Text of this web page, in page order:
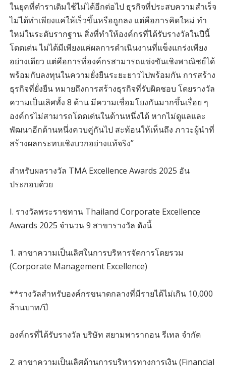
ในยุคที่ตำราเดิมใช้ไม่ได้อีกต่อไป ธุรกิจที่ประสบความสำเร็จ
ไม่ได้ทำเพียงแค่ให้เร็วขึ้นหรือถูกลง แต่คือการคิดใหม่ ทำ
ใหม่ในระดับรากฐาน สิ่งที่ทำให้องค์กรที่ได้รับรางวัลในปีนี้
โดดเด่น ไม่ได้มีเพียงแค่ผลการดำเนินงานที่แข็งแกร่งเพียง
อย่างเดียว แต่คือการที่องค์กรสามารถแข่งขันเชิงพาณิชย์ได้
พร้อมกับลงทุนในความยั่งยืนระยะยาวไปพร้อมกัน การสร้าง
ธุรกิจที่ยั่งยืน หมายถึงการสร้างธุรกิจที่รับผิดชอบ โดยรางวัล
ความเป็นเลิศทั้ง 8 ด้าน มีความเชื่อมโยงกันมากขึ้นเรื่อย ๆ
องค์กรไม่สามารถโดดเด่นในด้านหนึ่งได้ หากไม่ดูแลและ
พัฒนาอีกด้านหนึ่งควบคู่กันไป สะท้อนให้เห็นถึง ภาวะผู้นำที่
สร้างผลกระทบเชิงบวกอย่างแท้จริง”
สำหรับผลรางวัล TMA Excellence Awards 2025 อัน
ประกอบด้วย
I. รางวัลพระราชทาน Thailand Corporate Excellence
Awards 2025 จำนวน 9 สาขารางวัล ดังนี้
1. สาขาความเป็นเลิศในการบริหารจัดการโดยรวม
(Corporate Management Excellence)
**รางวัลสำหรับองค์กรขนาดกลางที่มีรายได้ไม่เกิน 10,000
ล้านบาท/ปี
องค์กรที่ได้รับรางวัล บริษัท สยามพารากอน รีเทล จำกัด
2. สาขาความเป็นเลิศด้านการบริหารทางการเงิน (Financial